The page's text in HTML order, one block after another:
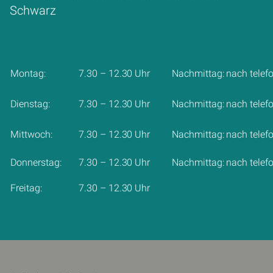
Schwarz
Montag: 7.30 – 12.30 Uhr Nachmittag: nach
Dienstag: 7.30 – 12.30 Uhr Nachmittag: nach
Mittwoch: 7.30 – 12.30 Uhr Nachmittag: nach
Donnerstag: 7.30 – 12.30 Uhr Nachmittag: nach
Freitag: 7.30 – 12.30 Uhr